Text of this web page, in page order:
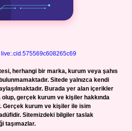
live:.cid.575569c608265c69
herhangi bir marka, kurum veya şahıs
Sitede yalnızca kendi
Burada yer alan içerikler
olup, gerçek kurum ve kişiler hakkında
Gerçek kurum ve kişiler ile isim
Sitemizdeki bilgiler taslak
taşımazlar.